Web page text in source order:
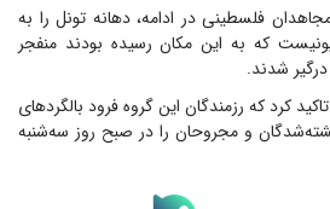
فلسطینی در ادامه، دهانه تونل را به
که به این مکان رسیده بودند منفجر
شدند.
کرد که رزمندگان این گروه فرود بالگردهای
و مجروحان را در صبح روز سه‌شنبه